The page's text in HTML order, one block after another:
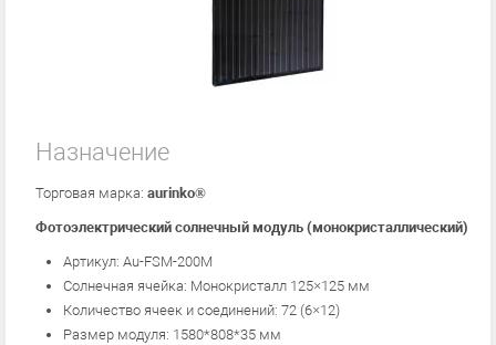
Назначение
Торговая марка: aurinko®
Фотоэлектрический солнечный модуль (монокристаллический)
Артикул: Au-FSM-200М
Солнечная ячейка: Монокристалл 125×125 мм
Количество ячеек и соединений: 72 (6×12)
Размер модуля: 1580*808*35 мм